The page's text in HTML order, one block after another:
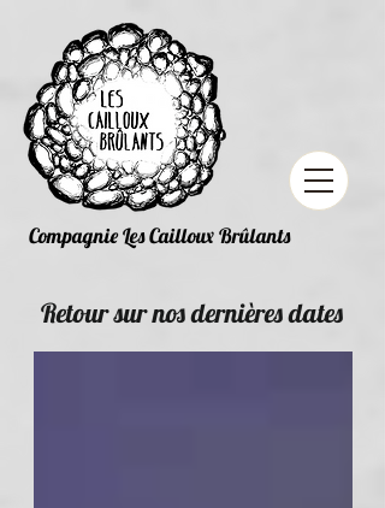
Compagnie Les Cailloux Brûlants
Retour sur nos dernières dates